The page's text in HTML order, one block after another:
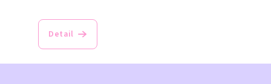
Detail